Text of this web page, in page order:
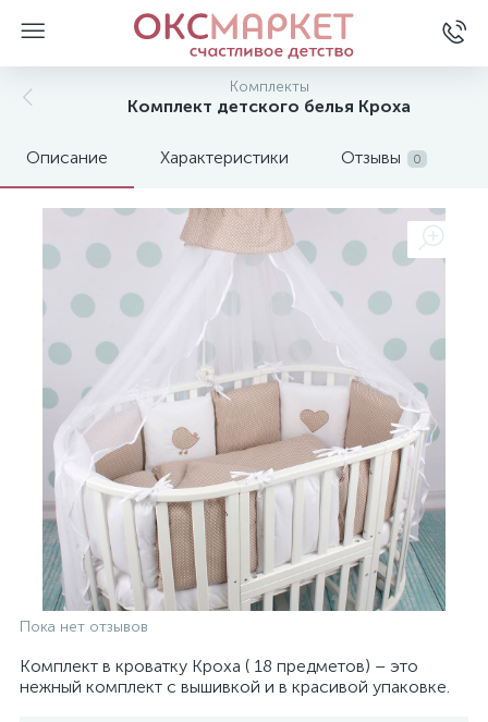
Комплекты
Комплект детского белья Кроха
Описание Характеристики Отзывы 0
Пока нет отзывов
Комплект в кроватку Кроха ( 18 предметов) – это
нежный комплект с вышивкой и в красивой упаковке.